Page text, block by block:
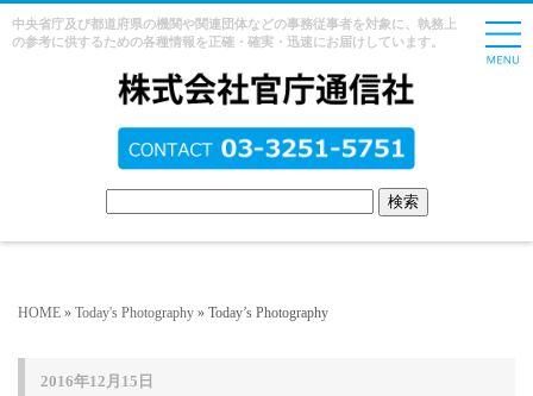
中央省庁及び都道府県の機関や関連団体などの事務従事者を対象に、執務上
の参考に供するための各種情報を正確・確実・迅速にお届けしています。
HOME » Today's Photography » Today’s Photography
2016年12月15日